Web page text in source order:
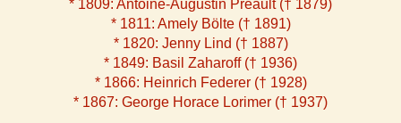
* 1809: Antoine-Augustin Préault († 1879)
* 1811: Amely Bölte († 1891)
* 1820: Jenny Lind († 1887)
* 1849: Basil Zaharoff († 1936)
* 1866: Heinrich Federer († 1928)
* 1867: George Horace Lorimer († 1937)